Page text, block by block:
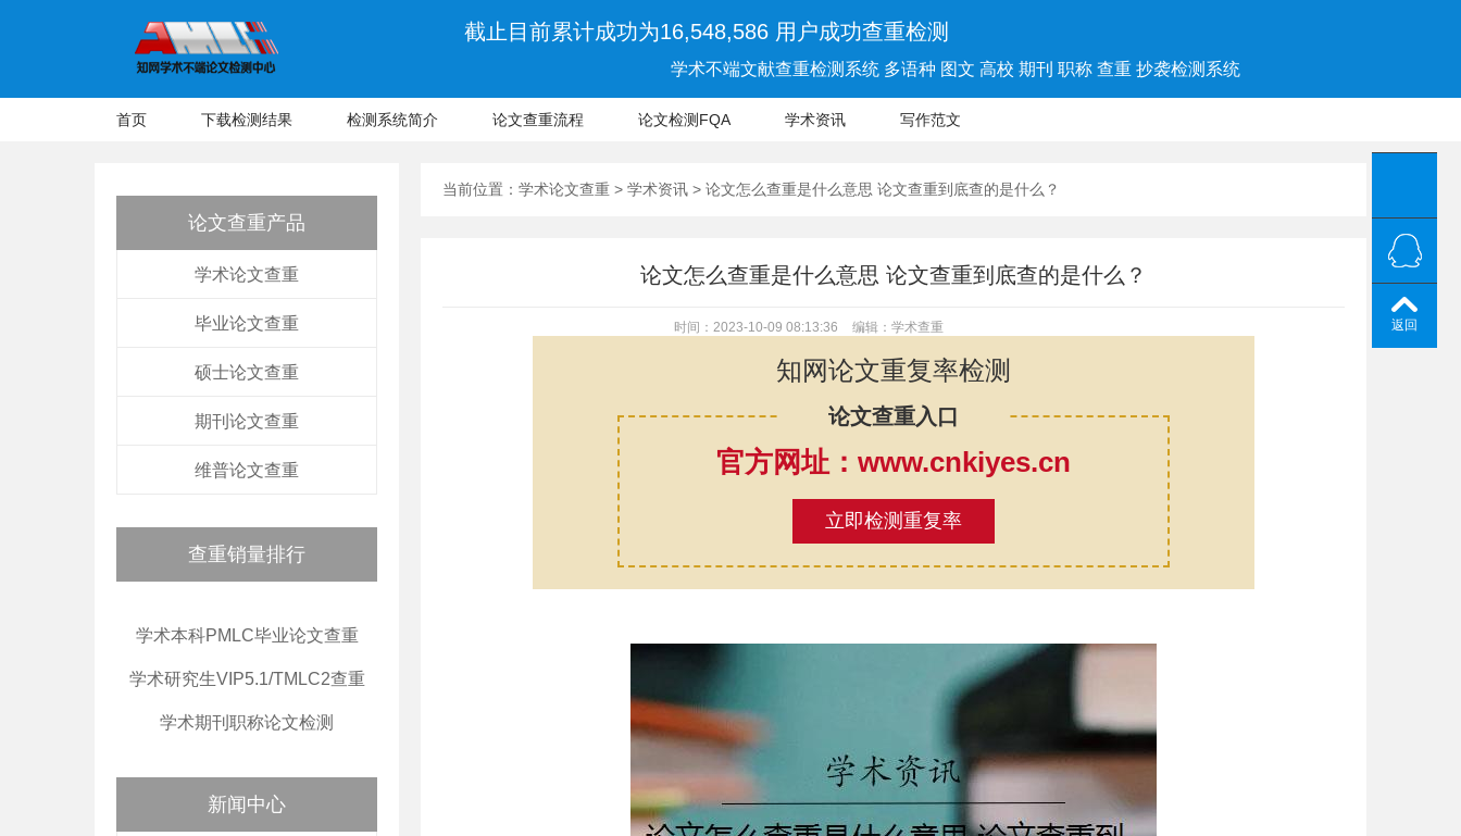
截止目前累计成功为16,548,586 用户成功查重检测
学术不端文献查重检测系统 多语种 图文 高校 期刊 职称 查重 抄袭检测系统
首页 下载检测结果 检测系统简介 论文查重流程 论文检测FQA 学术资讯 写作范文
论文查重产品
学术论文查重
毕业论文查重
硕士论文查重
期刊论文查重
维普论文查重
查重销量排行
学术本科PMLC毕业论文查重
学术研究生VIP5.1/TMLC2查重
学术期刊职称论文检测
新闻中心
当前位置： 学术论文查重 > 学术资讯 > 论文怎么查重是什么意思 论文查重到底查的是什么？
论文怎么查重是什么意思 论文查重到底查的是什么？
时间：2023-10-09 08:13:36 编辑：学术查重
知网论文重复率检测
论文查重入口
官方网址：www.cnkiyes.cn
立即检测重复率
返回